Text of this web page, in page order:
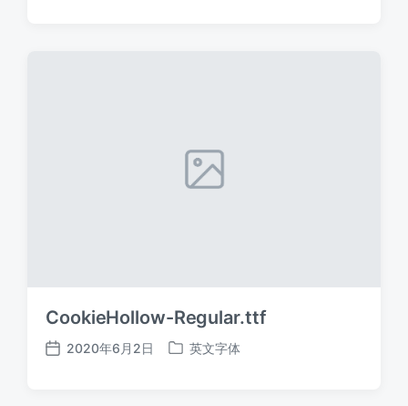
CookieHollow-Regular.ttf
发
2020年6月2日
发
英文字体